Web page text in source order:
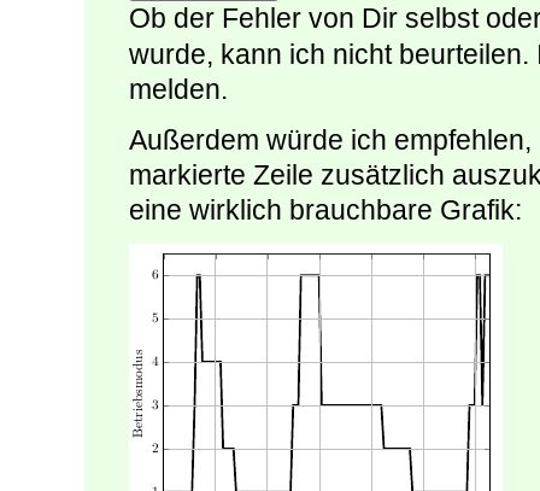
Ob der Fehler von Dir selbst
wurde, kann ich nicht
melden.
Außerdem würde ich
markierte Zeile zusätzlich
eine wirklich brauchbare Grafik: